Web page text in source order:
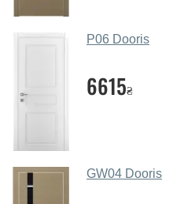
салоні-магазині.
ваших
МДФ, вся конструкція
надійною.
P06 Dooris
6615₴
GW04 Dooris